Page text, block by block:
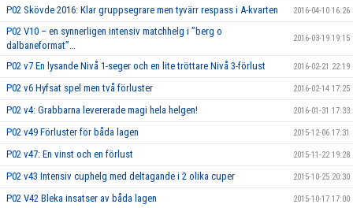
P02 Skövde 2016: Klar gruppsegrare men tyvärr respass i A-kvarten 2016-04-10 16:26
P02 V10 – en synnerligen intensiv matchhelg i ”berg o
dalbaneformat”…
2016-03-19 19:15
P02 v7 En lysande Nivå 1-seger och en lite tröttare Nivå 3-förlust 2016-02-21 22:19
P02 v6 Hyfsat spel men två förluster 2016-02-14 17:25
P02 v4: Grabbarna levererade magi hela helgen! 2016-01-31 17:33
P02 v49 Förluster för båda lagen 2015-12-06 17:31
P02 v47: En vinst och en förlust 2015-11-22 19:28
P02 v43 Intensiv cuphelg med deltagande i 2 olika cuper 2015-10-25 20:30
P02 V42 Bleka insatser av båda lagen 2015-10-17 17:00